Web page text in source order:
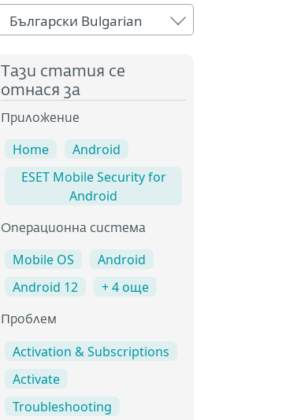
Български Bulgarian
Тази статия се
отнася за
Приложение
Home
Android
ESET Mobile Security for
Android
Операционна система
Mobile OS
Android
Android 12
+ 4 още
Проблем
Activation & Subscriptions
Activate
Troubleshooting